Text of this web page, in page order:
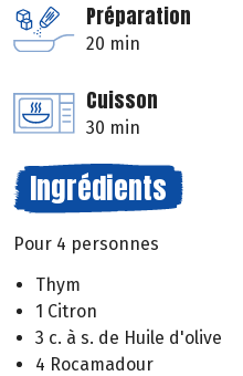
Préparation
20 min
Cuisson
30 min
Ingrédients
Pour 4 personnes
Thym
1 Citron
3 c. à s. de Huile d'olive
4 Rocamadour